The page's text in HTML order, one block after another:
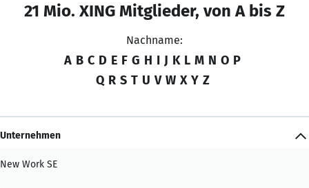
21 Mio. XING Mitglieder, von A bis Z
Nachname:
A B C D E F G H I J K L M N O P
Q R S T U V W X Y Z
Unternehmen
New Work SE